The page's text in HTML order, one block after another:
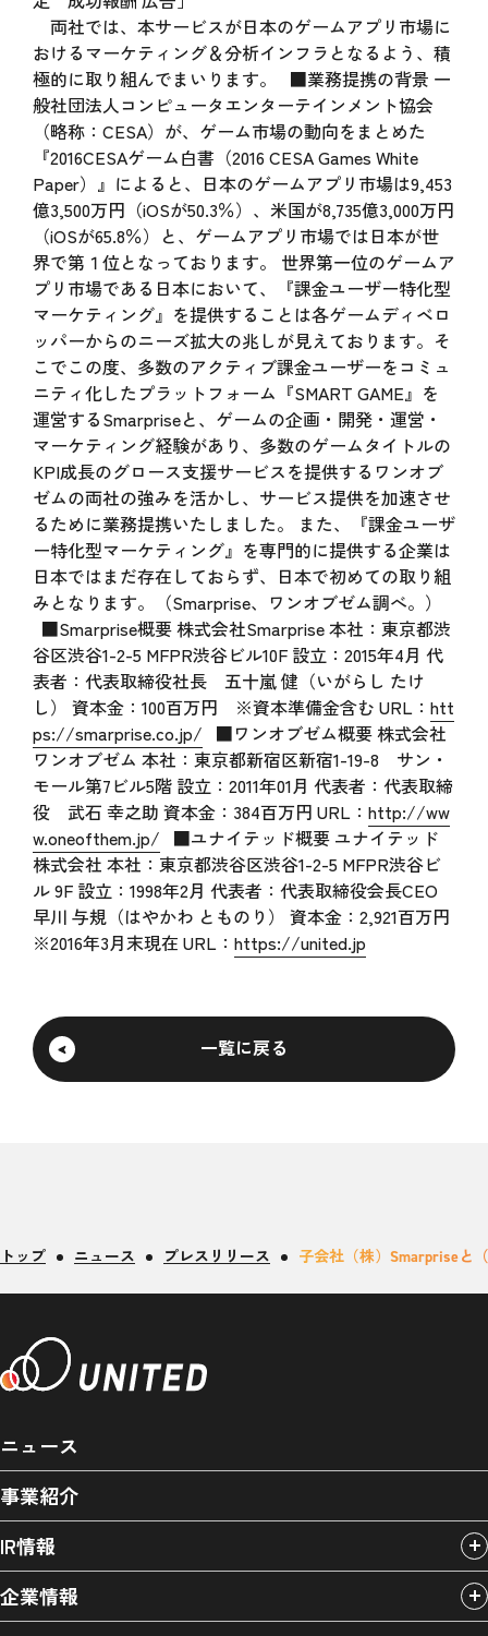
両社では、本サービスが日本のゲームアプリ市場に
おけるマーケティング＆分析インフラとなるよう、積
極的に取り組んでまいります。 ■業務提携の背景 一
般社団法人コンピュータエンターテインメント協会
（略称：CESA）が、ゲーム市場の動向をまとめた
『2016CESAゲーム白書（2016 CESA Games White
Paper）』によると、日本のゲームアプリ市場は9,453
億3,500万円（iOSが50.3％）、米国が8,735億3,000万円
（iOSが65.8％）と、ゲームアプリ市場では日本が世
界で第１位となっております。 世界第一位のゲームア
プリ市場である日本において、『課金ユーザー特化型
マーケティング』を提供することは各ゲームディベロ
ッパーからのニーズ拡大の兆しが見えております。そ
こでこの度、多数のアクティブ課金ユーザーをコミュ
ニティ化したプラットフォーム『SMART GAME』を
運営するSmarpriseと、ゲームの企画・開発・運営・
マーケティング経験があり、多数のゲームタイトルの
KPI成長のグロース支援サービスを提供するワンオブ
ゼムの両社の強みを活かし、サービス提供を加速させ
るために業務提携いたしました。 また、『課金ユーザ
ー特化型マーケティング』を専門的に提供する企業は
日本ではまだ存在しておらず、日本で初めての取り組
みとなります。（Smarprise、ワンオブゼム調べ。）
■Smarprise概要 株式会社Smarprise 本社：東京都渋
谷区渋谷1-2-5 MFPR渋谷ビル10F 設立：2015年4月 代
表者：代表取締役社長 五十嵐 健（いがらし たけ
し） 資本金：100百万円 ※資本準備金含む URL： htt
ps://smarprise.co.jp/ ■ワンオブゼム概要 株式会社
ワンオブゼム 本社：東京都新宿区新宿1-19-8 サン・
モール第7ビル5階 設立：2011年01月 代表者：代表取締
役 武石 幸之助 資本金：384百万円 URL： http://ww
w.oneofthem.jp/ ■ユナイテッド概要 ユナイテッド
株式会社 本社：東京都渋谷区渋谷1-2-5 MFPR渋谷ビ
ル 9F 設立：1998年2月 代表者：代表取締役会長CEO
早川 与規（はやかわ とものり） 資本金：2,921百万円
※2016年3月末現在 URL： https://united.jp
一覧に戻る
トップ ニュース プレスリリース 子会社（株）Smarpriseと
ニュース
事業紹介
IR情報
企業情報